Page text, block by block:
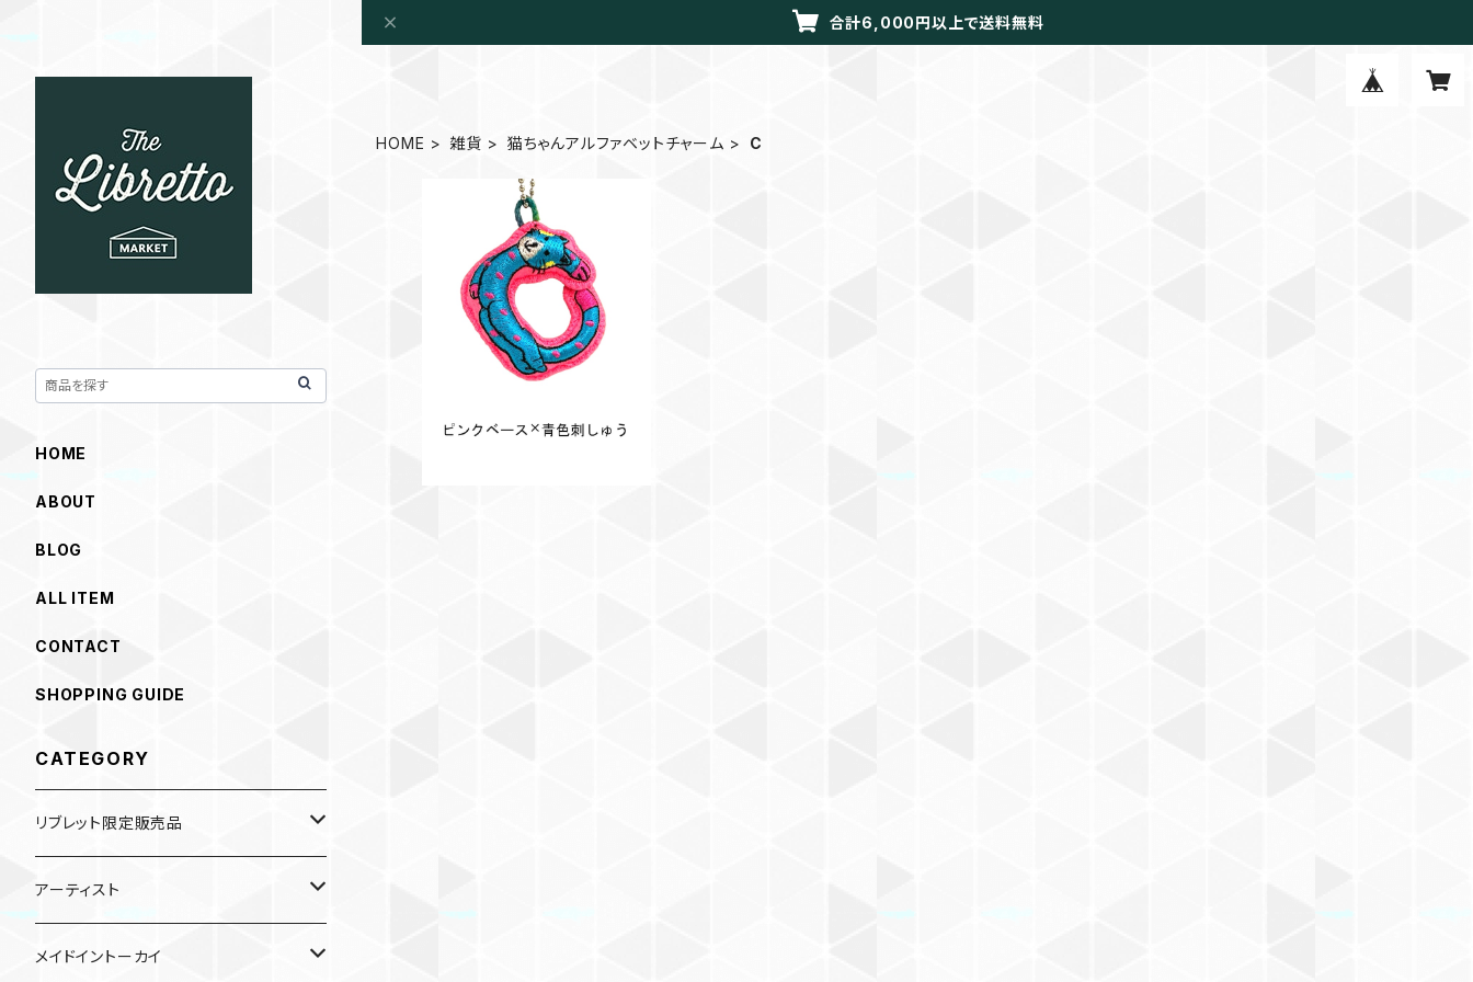
合計6,000円以上で送料無料
HOME 雑貨 猫ちゃんアルファベットチャーム C
猫ちゃんアルファベットチャーム C
¥880
HOME
ABOUT
BLOG
ALL ITEM
CONTACT
SHOPPING GUIDE
CATEGORY
リブレット限定販売品
雑貨
ガチャガチャ
食品
アーティスト
村田夏佳
メイドイントーカイ